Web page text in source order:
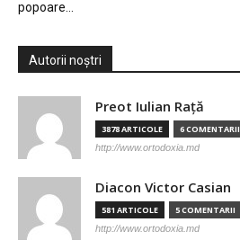
popoare…
Autorii noștri
Preot Iulian Raţă
3878 ARTICOLE 6 COMENTARII
http://www.ortodoxia.md
Diacon Victor Casian
581 ARTICOLE 5 COMENTARII
http://www.ortodoxia.md